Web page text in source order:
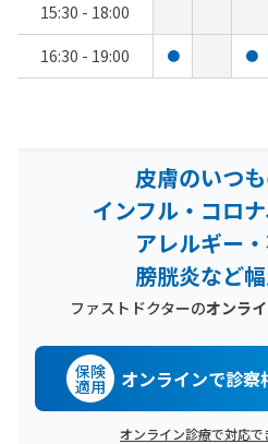
15:30 - 18:00
16:30 - 19:00 ● ●
皮膚のいつも
インフル・コロナ
アレルギー・
膀胱炎など
ファストドクターのオンラ
保険
適用 オンラインで診察
オンライン診療で対応